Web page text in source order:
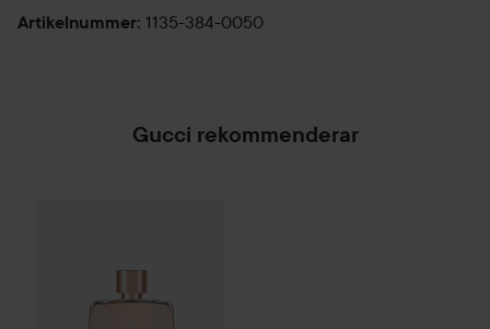
Artikelnummer: 1135-384-0050
Gucci rekommenderar